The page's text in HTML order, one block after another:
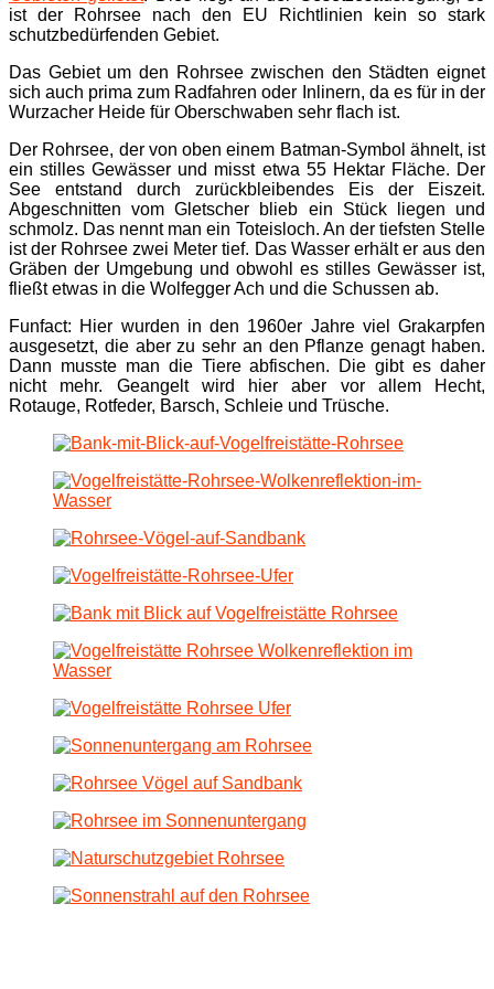
ist der Rohrsee nach den EU Richtlinien kein so stark
schutzbedürfenden Gebiet.
Das Gebiet um den Rohrsee zwischen den Städten eignet
sich auch prima zum Radfahren oder Inlinern, da es für in der
Wurzacher Heide für Oberschwaben sehr flach ist.
Der Rohrsee, der von oben einem Batman-Symbol ähnelt, ist
ein stilles Gewässer und misst etwa 55 Hektar Fläche. Der
See entstand durch zurückbleibendes Eis der Eiszeit.
Abgeschnitten vom Gletscher blieb ein Stück liegen und
schmolz. Das nennt man ein Toteisloch. An der tiefsten Stelle
ist der Rohrsee zwei Meter tief. Das Wasser erhält er aus den
Gräben der Umgebung und obwohl es stilles Gewässer ist,
fließt etwas in die Wolfegger Ach und die Schussen ab.
Funfact: Hier wurden in den 1960er Jahre viel Grakarpfen
ausgesetzt, die aber zu sehr an den Pflanze genagt haben.
Dann musste man die Tiere abfischen. Die gibt es daher
nicht mehr. Geangelt wird hier aber vor allem Hecht,
Rotauge, Rotfeder, Barsch, Schleie und Trüsche.